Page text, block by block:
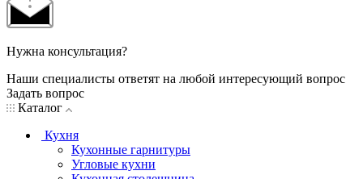
Нужна консультация?
Наши специалисты ответят на любой интересующий вопрос
Задать вопрос
Каталог
Кухня
Кухонные гарнитуры
Угловые кухни